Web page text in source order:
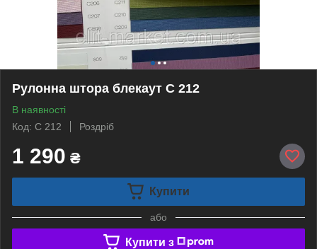
Рулонна штора блекаут С 212
В наявності
Код: С 212
Роздріб
1 290 ₴
Купити
або
Купити з